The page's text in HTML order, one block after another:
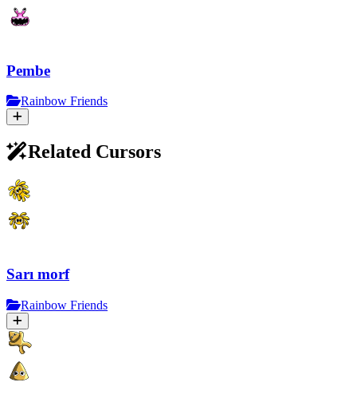
Pembe
Rainbow Friends
Related Cursors
Sarı morf
Rainbow Friends